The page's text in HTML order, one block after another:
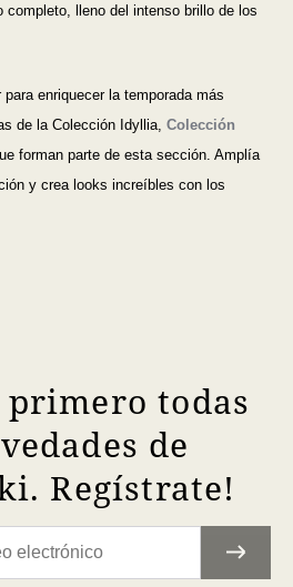
lleno del intenso brillo de los
enriquecer la temporada más
de la Colección Idyllia, Colección
forman parte de esta sección. Amplía
y crea looks increíbles con los
primero todas
de
Regístrate!